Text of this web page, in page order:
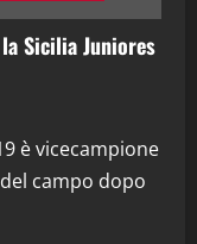
28^ Puntata
Sicilia Juniores
è vicecampione
campo dopo